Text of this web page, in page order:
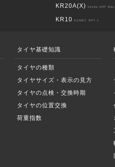
KR20A(X) Vezda UHP
KR10 KOMET SPT-1
タイヤ基礎知識
タイヤの種類
タイヤサイズ・表示の見方
タイヤの点検・交換時期
タイヤの位置交換
荷重指数